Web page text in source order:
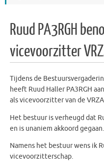
Ruud PA3RGH
vicevoorzitter
Tijdens de
heeft Ruud Haller PA3RGH
als vicevoorzitter van de
Het bestuur is verheugd dat
en is unaniem akkoord gegaan.
Namens het bestuur wens ik
vicevoorzitterschap.